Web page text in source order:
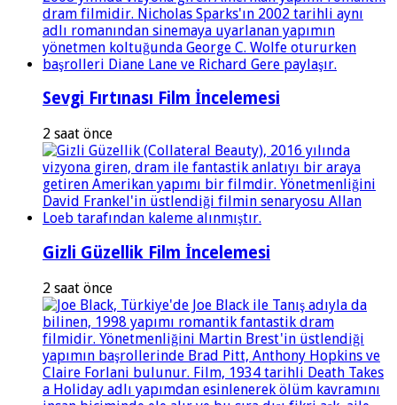
Sevgi Fırtınası Film İncelemesi
2 saat önce
Gizli Güzellik Film İncelemesi
2 saat önce